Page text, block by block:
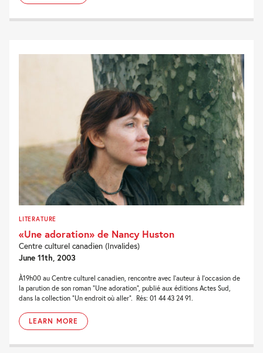
LITERATURE
«Une adoration» de Nancy Huston
Centre culturel canadien (Invalides)
June 11th, 2003
À19h00 au Centre culturel canadien, rencontre avec l’auteur à l’occasion de
la parution de son roman “Une adoration”, publié aux éditions Actes Sud,
dans la collection “Un endroit où aller”. Rés: 01 44 43 24 91.
LEARN MORE